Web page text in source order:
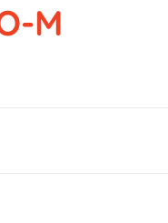
M